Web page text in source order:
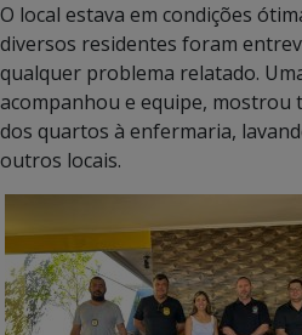
O local estava em condições
diversos residentes foram
qualquer problema relatado.
acompanhou e equipe, mostrou
dos quartos à enfermaria,
outros locais.